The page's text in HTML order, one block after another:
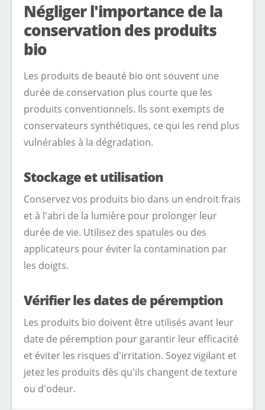
Négliger l'importance de la
conservation des produits
bio
Les produits de beauté bio ont souvent une
durée de conservation plus courte que les
produits conventionnels. Ils sont exempts de
conservateurs synthétiques, ce qui les rend plus
vulnérables à la dégradation.
Stockage et utilisation
Conservez vos produits bio dans un endroit frais
et à l'abri de la lumière pour prolonger leur
durée de vie. Utilisez des spatules ou des
applicateurs pour éviter la contamination par
les doigts.
Vérifier les dates de péremption
Les produits bio doivent être utilisés avant leur
date de péremption pour garantir leur efficacité
et éviter les risques d'irritation. Soyez vigilant et
jetez les produits dès qu'ils changent de texture
ou d'odeur.